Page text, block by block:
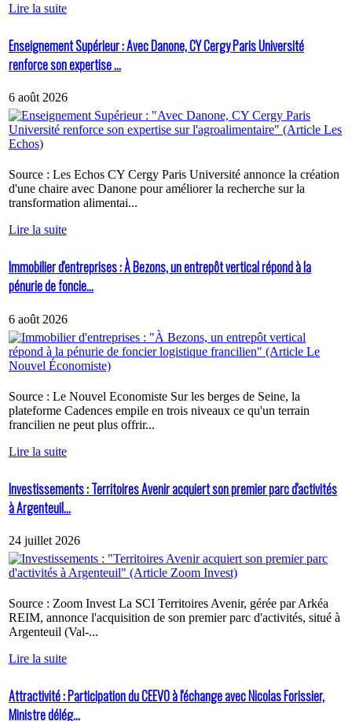
Lire la suite
Enseignement Supérieur : Avec Danone, CY Cergy Paris Université
renforce son expertise ...
6 août 2026
Source : Les Echos CY Cergy Paris Université annonce la création
d'une chaire avec Danone pour améliorer la recherche sur la
transformation alimentai...
Lire la suite
Immobilier d'entreprises : À Bezons, un entrepôt vertical répond à la
pénurie de foncie...
6 août 2026
Source : Le Nouvel Economiste Sur les berges de Seine, la
plateforme Cadences empile en trois niveaux ce qu'un terrain
francilien ne peut plus offrir...
Lire la suite
Investissements : Territoires Avenir acquiert son premier parc d'activités
à Argenteuil...
24 juillet 2026
Source : Zoom Invest La SCI Territoires Avenir, gérée par Arkéa
REIM, annonce l'acquisition de son premier parc d'activités, situé à
Argenteuil (Val-...
Lire la suite
Attractivité : Participation du CEEVO à l'échange avec Nicolas Forissier,
Ministre délég...